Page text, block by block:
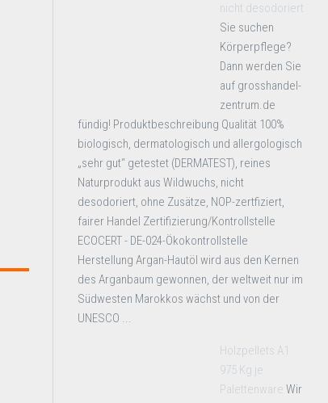
nicht desodoriert
Sie suchen
Körperpflege?
Dann werden Sie
auf grosshandel-
zentrum.de
fündig! Produktbeschreibung Qualität 100%
biologisch, dermatologisch und allergologisch
„sehr gut“ getestet (DERMATEST), reines
Naturprodukt aus Wildwuchs, nicht
desodoriert, ohne Zusätze, NOP-zertfiziert,
fairer Handel Zertifizierung/Kontrollstelle
ECOCERT - DE-024-Ökokontrollstelle
Herstellung Argan-Hautöl wird aus den Kernen
des Arganbaum gewonnen, der weltweit nur im
Südwesten Marokkos wächst und von der
UNESCO ...
Holzpellets A1
975 Kg je
Palettenware Wir